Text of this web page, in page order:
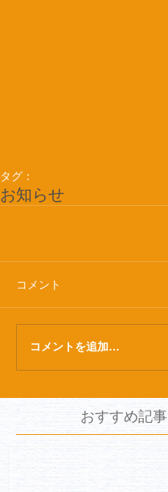
タグ：
お知らせ
コメント
コメントを追加…
おすすめ記事